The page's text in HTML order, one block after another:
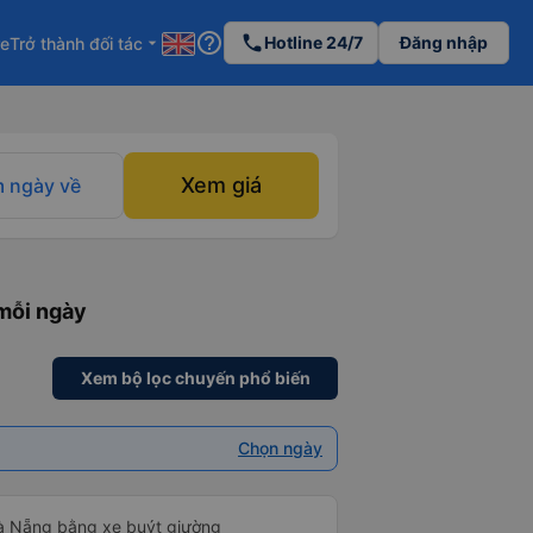
Trở thành đối tác arrow_drop_down help_outline phoneHotline 24/7 Đăng nhập
ngày về Xem giá
ngày
Xem bộ lọc chuyến phổ biến
Chọn ngày
Nẵng bằng xe buýt giường